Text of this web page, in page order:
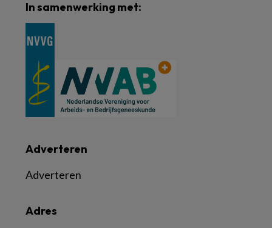
Adres
Adverteren
Adverteren
In samenwerking met: